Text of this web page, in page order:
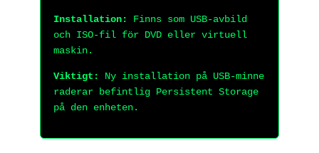
Installation:
Finns som USB-avbild
och ISO-fil för DVD eller virtuell
maskin.
Viktigt:
Ny installation på USB-minne
raderar befintlig Persistent Storage
på den enheten.